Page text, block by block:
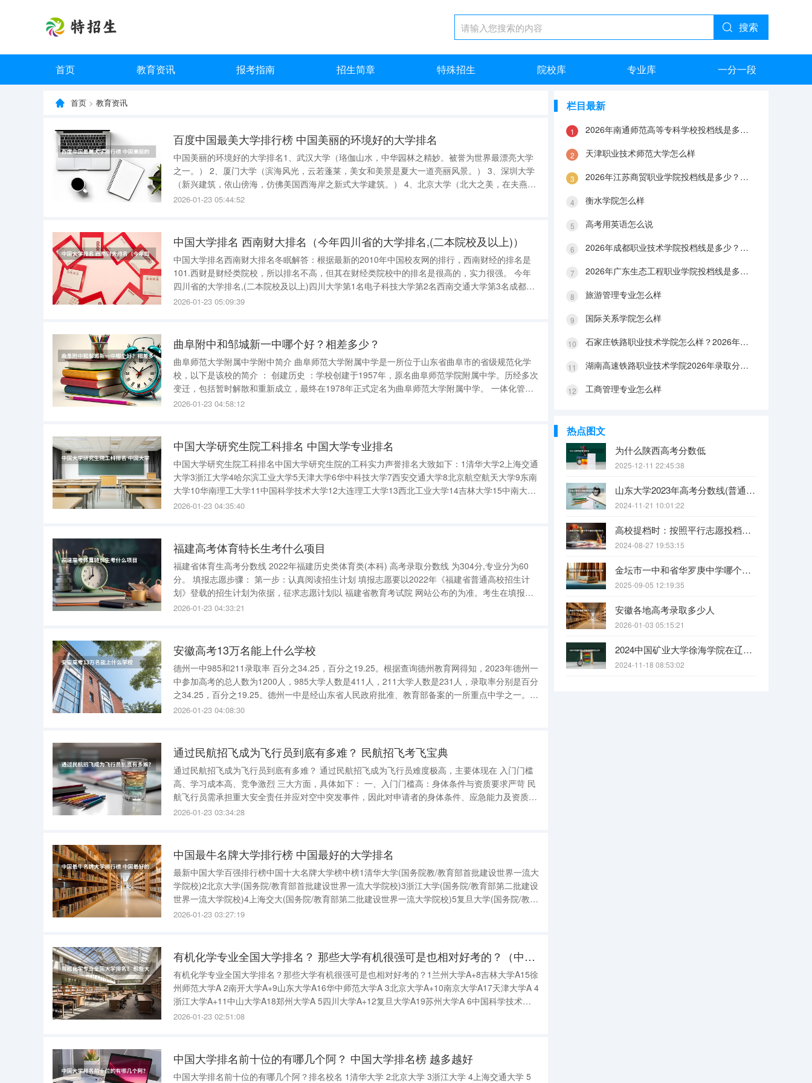
搜索
首页 教育资讯 报考指南 招生简章 特殊招生 院校库 专业库 一分一段
首页 > 教育资讯
百度中国最美大学排行榜 中国美丽的环境好的大学排名
中国美丽的环境好的大学排名1、武汉大学（珞伽山水，中华园林之精妙。被誉为世界最漂亮大学
之一。） 2、厦门大学（滨海风光，云若蓬莱，美女和美景是夏大一道亮丽风景。） 3、深圳大学
（新兴建筑，依山傍海，仿佛美国西海岸之新式大学建筑。） 4、北京大学（北大之美，在夫燕园
一景；燕园之美，存诸未名一湖。） 5、清华大学（水木清华，荷塘月色，竭尽玲珑剔透，尽显规
2026-01-23 05:44:52
中国大学排名 西南财大排名（今年四川省的大学排名,(二本院校及以上)）
中国大学排名西南财大排名冬眠解答：根据最新的2010年中国校友网的排行，西南财经的排名是
101.西财是财经类院校，所以排名不高，但其在财经类院校中的排名是很高的，实力很强。 今年
四川省的大学排名,(二本院校及以上)四川大学第1名电子科技大学第2名西南交通大学第3名成都理
工大学第4名四川师范大学第5名四川农业大学第6名西南财经大学第7名西南科技大学第8名西南石
2026-01-23 05:09:39
曲阜附中和邹城新一中哪个好？相差多少？
曲阜师范大学附属中学附中简介 曲阜师范大学附属中学是一所位于山东省曲阜市的省级规范化学
校，以下是该校的简介 ： 创建历史 ：学校创建于1957年，原名曲阜师范学院附属中学。历经多次
变迁，包括暂时解散和重新成立，最终在1978年正式定名为曲阜师范大学附属中学。 一体化管理
：2004年，曲阜师范大学党委决定将附属小学并入附中，实现了小学和中学的一体化管理，进一
2026-01-23 04:58:12
中国大学研究生院工科排名 中国大学专业排名
中国大学研究生院工科排名中国大学研究生院的工科实力声誉排名大致如下：1清华大学2上海交通
大学3浙江大学4哈尔滨工业大学5天津大学6华中科技大学7西安交通大学8北京航空航天大学9东南
大学10华南理工大学11中国科学技术大学12大连理工大学13西北工业大学14吉林大学15中南大学
16武汉大学17北京理工大学18同济大学 中国大学专业排名2008年16所中国一流大学综合实力纵览
2026-01-23 04:35:40
福建高考体育特长生考什么项目
福建省体育生高考分数线 2022年福建历史类体育类(本科) 高考录取分数线 为304分,专业分为60
分。 填报志愿步骤： 第一步：认真阅读招生计划 填报志愿要以2022年《福建省普通高校招生计
划》登载的招生计划为依据，征求志愿计划以 福建省教育考试院 网站公布的为准。考生在填报志
愿前，应认真查阅招生计划，了解招生政策。 第二步：填写志愿样表 将自己选择的院校及专业志
2026-01-23 04:33:21
安徽高考13万名能上什么学校
德州一中985和211录取率 百分之34.25，百分之19.25。根据查询德州教育网得知，2023年德州一
中参加高考的总人数为1200人，985大学人数是411人，211大学人数是231人，录取率分别是百分
之34.25，百分之19.25。德州一中是经山东省人民政府批准、教育部备案的一所重点中学之一。
2026-01-23 04:08:30
通过民航招飞成为飞行员到底有多难？ 民航招飞考飞宝典
通过民航招飞成为飞行员到底有多难？ 通过民航招飞成为飞行员难度极高，主要体现在 入门门槛
高、学习成本高、竞争激烈 三大方面，具体如下： 一、入门门槛高：身体条件与资质要求严苛 民
航飞行员需承担重大安全责任并应对空中突发事件，因此对申请者的身体条件、应急能力及资质有
硬性要求： 身体条件 ：需通过严格的体检，包括视力（如裸眼视力不低于C字表0.1）、身高（通
2026-01-23 03:34:28
中国最牛名牌大学排行榜 中国最好的大学排名
最新中国大学百强排行榜中国十大名牌大学榜中榜1清华大学(国务院教/教育部首批建设世界一流大
学院校)2北京大学(国务院/教育部首批建设世界一流大学院校)3浙江大学(国务院/教育部第二批建设
世界一流大学院校)4上海交大(国务院/教育部第二批建设世界一流大学院校)5复旦大学(国务院/教育
部第二批建设世界一流大学院校)6南京大学(国务院/教育部第二批建设世界一流大学院校)7中国科
2026-01-23 03:27:19
有机化学专业全国大学排名？ 那些大学有机很强可是也相对好考的？（中国各大学工业工程专业排名？）
有机化学专业全国大学排名？那些大学有机很强可是也相对好考的？1兰州大学A+8吉林大学A15徐
州师范大学A 2南开大学A+9山东大学A16华中师范大学A 3北京大学A+10南京大学A17天津大学A 4
浙江大学A+11中山大学A18郑州大学A 5四川大学A+12复旦大学A19苏州大学A 6中国科学技术大
2026-01-23 02:51:08
中国大学排名前十位的有哪几个阿？ 中国大学排名榜 越多越好
中国大学排名前十位的有哪几个阿？排名校名 1清华大学 2北京大学 3浙江大学 4上海交通大学 5
栏目最新
2026年南通师范高等专科学校投档线是多少？分数线、费用与入学攻略
天津职业技术师范大学怎么样
2026年江苏商贸职业学院投档线是多少？分数线、费用与入学攻略
衡水学院怎么样
高考用英语怎么说
2026年成都职业技术学院投档线是多少？分数线、费用与入学攻略
2026年广东生态工程职业学院投档线是多少？分数线、费用与入学攻略
旅游管理专业怎么样
国际关系学院怎么样
石家庄铁路职业技术学院怎么样？2026年投档线、宿舍条件与就业前景分析
湖南高速铁路职业技术学院2026年录取分数盘点：宿舍、费用、就业与FAQ
工商管理专业怎么样
热点图文
为什么陕西高考分数低
2025-12-11 22:45:38
山东大学2023年高考分数线(普通文理)（免费二本和三本的区别）
2024-11-21 10:01:22
高校提档时：按照平行志愿投档的批次，调档比例原则上控制在105%以内。请问这句话是什么意思呢？
2024-08-27 19:53:15
金坛市一中和省华罗庚中学哪个好一些？
2025-09-05 12:19:35
安徽各地高考录取多少人
2026-01-03 05:15:21
2024中国矿业大学徐海学院在辽宁招生招生情况怎么样
2024-11-18 08:53:02